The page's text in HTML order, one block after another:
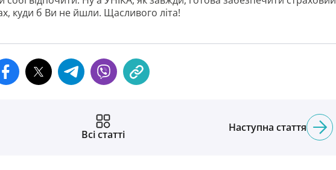
куди б Ви не йшли. Щасливого літа!
Всі статті
Наступна стаття